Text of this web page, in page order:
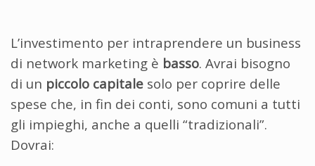
L’investimento per intraprendere un business
di network marketing è basso. Avrai bisogno
di un piccolo capitale solo per coprire delle
spese che, in fin dei conti, sono comuni a tutti
gli impieghi, anche a quelli “tradizionali”.
Dovrai: